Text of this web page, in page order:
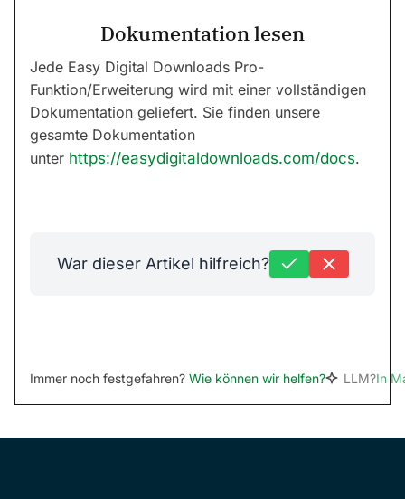
Dokumentation lesen
Jede Easy Digital Downloads Pro-
Funktion/Erweiterung wird mit einer vollständigen
Dokumentation geliefert. Sie finden unsere
gesamte Dokumentation
unter https://easydigitaldownloads.com/docs.
War dieser Artikel hilfreich?
Immer noch festgefahren? Wie können wir helfen? LLM?In